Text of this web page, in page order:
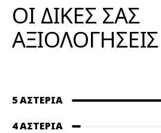
ΟΙ ΔΙΚΕΣ ΣΑΣ
ΑΞΙΟΛΟΓΗΣΕΙΣ
5 ΑΣΤΈΡΙΑ
4 ΑΣΤΈΡΙΑ